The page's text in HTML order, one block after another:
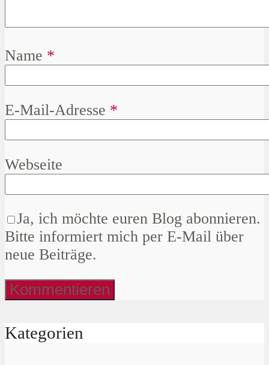
Name *
E-Mail-Adresse *
Webseite
Ja, ich möchte euren Blog abonnieren.
Bitte informiert mich per E-Mail über
neue Beiträge.
Kategorien